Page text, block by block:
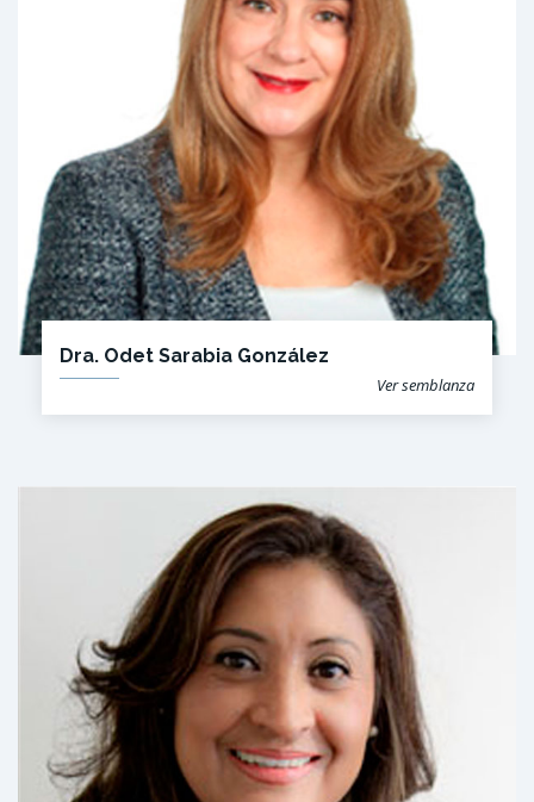
Dra. Odet Sarabia González
Ver semblanza